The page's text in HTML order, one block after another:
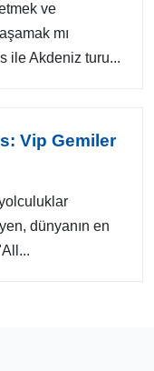
ve
mı
ile Akdeniz turu...
Vip Gemiler
dünyanın en